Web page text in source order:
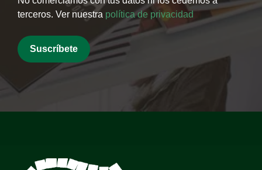
terceros. Ver nuestra política de privacidad